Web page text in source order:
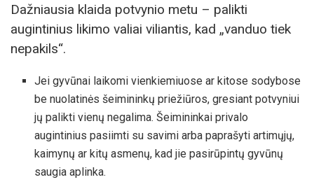
Dažniausia klaida potvynio metu – palikti
augintinius likimo valiai viliantis, kad „vanduo tiek
nepakils“.
Jei gyvūnai laikomi vienkiemiuose ar kitose sodybose
be nuolatinės šeimininkų priežiūros, gresiant potvyniui
jų palikti vienų negalima. Šeimininkai privalo
augintinius pasiimti su savimi arba paprašyti artimųjų,
kaimynų ar kitų asmenų, kad jie pasirūpintų gyvūnų
saugia aplinka.